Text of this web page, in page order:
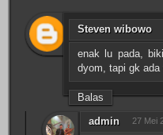
Steven wibowo
enak lu pada,
dyom, tapi gk
Balas
admin
27 Mei